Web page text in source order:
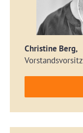
Christine Berg,
Vorstandsvorsitz